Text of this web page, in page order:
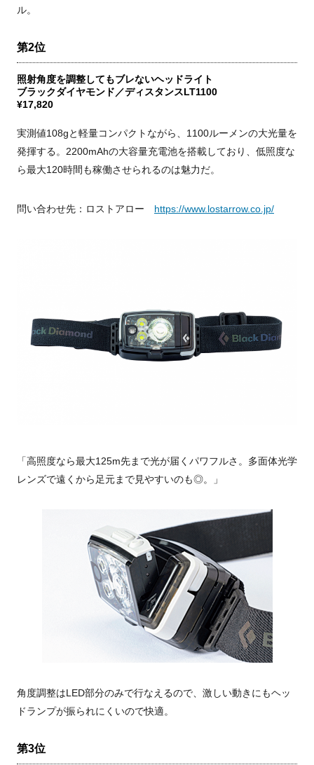
ル。
第2位
照射角度を調整してもブレないヘッドライト
ブラックダイヤモンド／ディスタンスLT1100
¥17,820
実測値108gと軽量コンパクトながら、1100ルーメンの大光量を
発揮する。2200mAhの大容量充電池を搭載しており、低照度な
ら最大120時間も稼働させられるのは魅力だ。
問い合わせ先：ロストアロー https://www.lostarrow.co.jp/
「高照度なら最大125m先まで光が届くパワフルさ。多面体光学
レンズで遠くから足元まで見やすいのも◎。」
角度調整はLED部分のみで行なえるので、激しい動きにもヘッ
ドランプが振られにくいので快適。
第3位